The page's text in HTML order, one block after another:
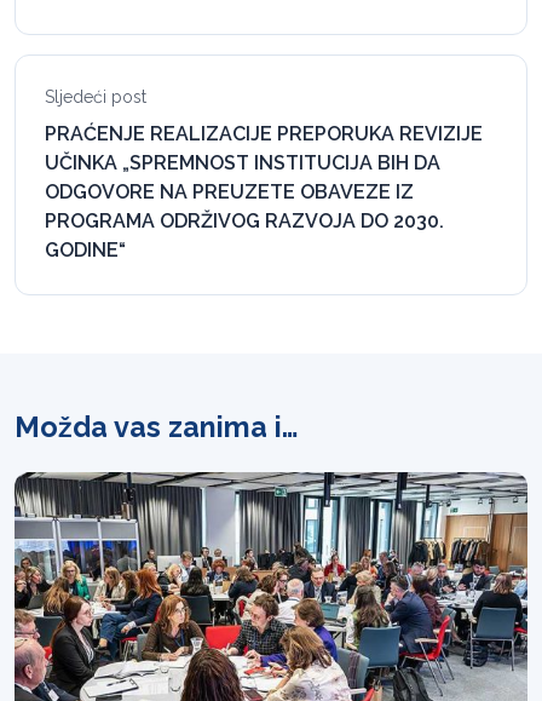
Sljedeći post
PRAĆENJE REALIZACIJE PREPORUKA REVIZIJE
UČINKA „SPREMNOST INSTITUCIJA BIH DA
ODGOVORE NA PREUZETE OBAVEZE IZ
PROGRAMA ODRŽIVOG RAZVOJA DO 2030.
GODINE“
Možda vas zanima i…